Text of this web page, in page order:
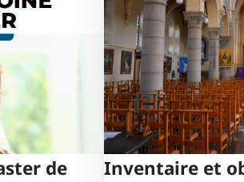
de
Inventaire et